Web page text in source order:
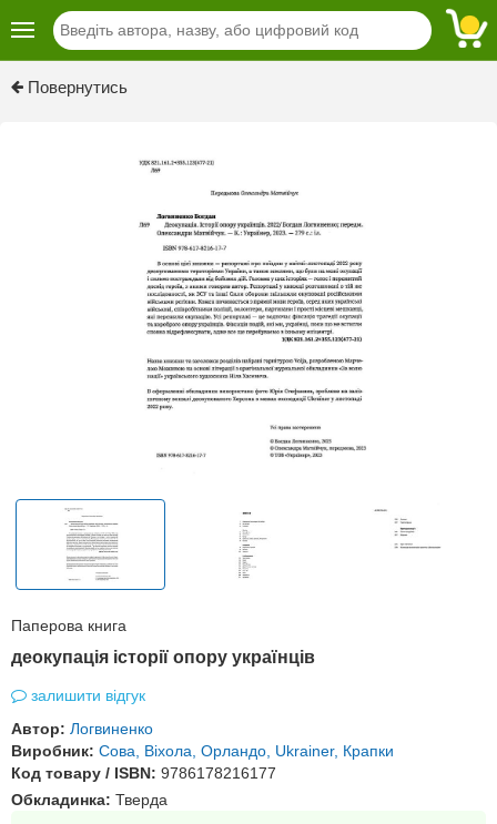
Повернутись
Паперова книга
деокупація історії опору українців
залишити відгук
Автор: Логвиненко
Виробник: Сова, Віхола, Орландо, Ukrainer, Крапки
Код товару / ISBN: 9786178216177
Обкладинка: Тверда